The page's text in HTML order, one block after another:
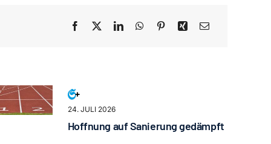
24. JULI 2026
Hoffnung auf Sanierung gedämpft